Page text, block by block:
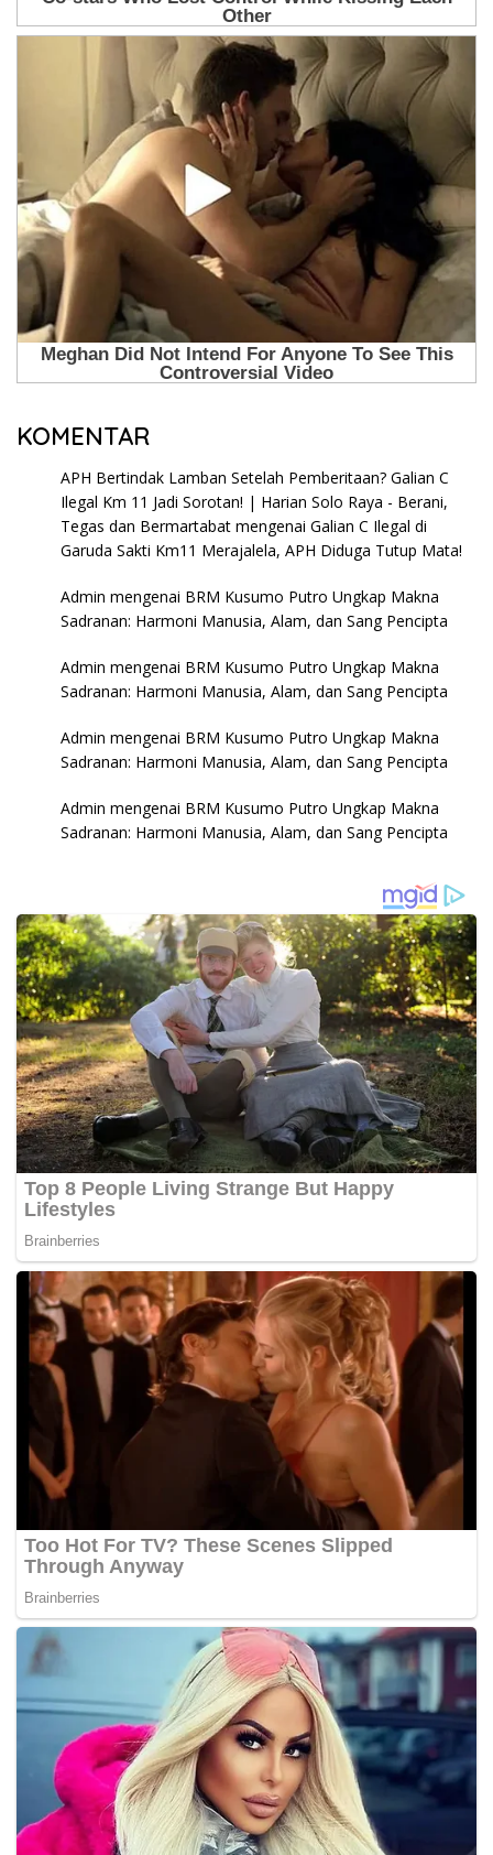
KOMENTAR
APH Bertindak Lamban Setelah Pemberitaan? Galian C
Ilegal Km 11 Jadi Sorotan! | Harian Solo Raya - Berani,
Tegas dan Bermartabat mengenai Galian C Ilegal di
Garuda Sakti Km11 Merajalela, APH Diduga Tutup Mata!
Admin mengenai BRM Kusumo Putro Ungkap Makna
Sadranan: Harmoni Manusia, Alam, dan Sang Pencipta
Admin mengenai BRM Kusumo Putro Ungkap Makna
Sadranan: Harmoni Manusia, Alam, dan Sang Pencipta
Admin mengenai BRM Kusumo Putro Ungkap Makna
Sadranan: Harmoni Manusia, Alam, dan Sang Pencipta
Admin mengenai BRM Kusumo Putro Ungkap Makna
Sadranan: Harmoni Manusia, Alam, dan Sang Pencipta